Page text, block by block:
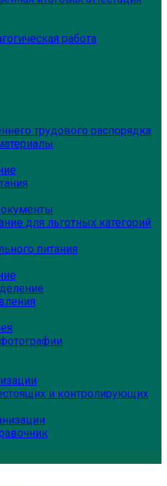
работа
трудового распорядка
для льготных категорий
питания
и контролирующих